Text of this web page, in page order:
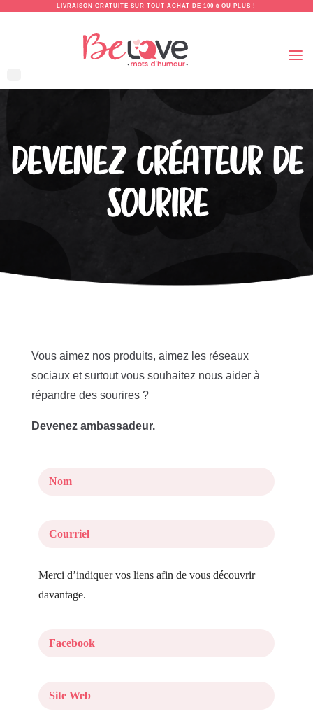
LIVRAISON GRATUITE SUR TOUT ACHAT DE 100 $ OU PLUS !
DEVENEZ CRÉATEUR DE
SOURIRE
Vous aimez nos produits, aimez les réseaux
sociaux et surtout vous souhaitez nous aider à
répandre des sourires ?
Devenez ambassadeur.
Merci d’indiquer vos liens afin de vous découvrir
davantage.